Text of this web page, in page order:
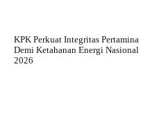
KPK Perkuat Integritas Pertamina
Demi Ketahanan Energi Nasional
2026